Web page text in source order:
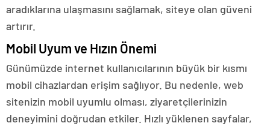
aradıklarına ulaşmasını sağlamak, siteye olan güveni
artırır.
Mobil Uyum ve Hızın Önemi
Günümüzde internet kullanıcılarının büyük bir kısmı
mobil cihazlardan erişim sağlıyor. Bu nedenle, web
sitenizin mobil uyumlu olması, ziyaretçilerinizin
deneyimini doğrudan etkiler. Hızlı yüklenen sayfalar,